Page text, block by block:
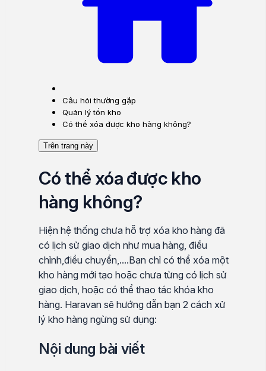
Câu hỏi thường gặp
Quản lý tồn kho
Có thể xóa được kho hàng không?
Trên trang này
Có thể xóa được kho
hàng không?
Hiện hệ thống chưa hỗ trợ xóa kho hàng đã
có lịch sử giao dịch như mua hàng, điều
chỉnh,điều chuyển,....Bạn chỉ có thể xóa một
kho hàng mới tạo hoặc chưa từng có lịch sử
giao dịch, hoặc có thể thao tác khóa kho
hàng. Haravan sẽ hướng dẫn bạn 2 cách xử
lý kho hàng ngừng sử dụng:
Nội dung bài viết